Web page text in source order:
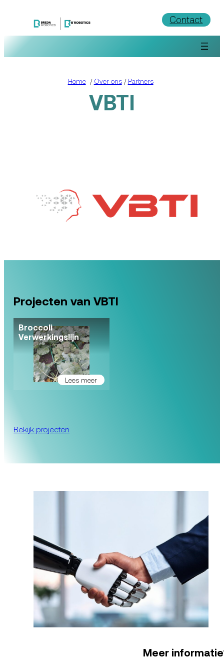
Contact
Home/ Over ons/ Partners
VBTI
Projecten van VBTI
Broccoli
Verwerkingslijn
Lees meer
Bekijk projecten
Meer